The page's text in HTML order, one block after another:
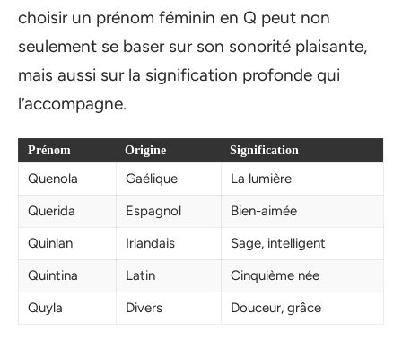
choisir un prénom féminin en Q peut non
seulement se baser sur son sonorité plaisante,
mais aussi sur la signification profonde qui
l’accompagne.
Prénom Origine Signification
Quenola Gaélique
La lumière
Querida
Espagnol
Bien-aimée
Quinlan
Irlandais
Sage, intelligent
Quintina
Latin
Cinquième née
Quyla
Divers Douceur, grâce